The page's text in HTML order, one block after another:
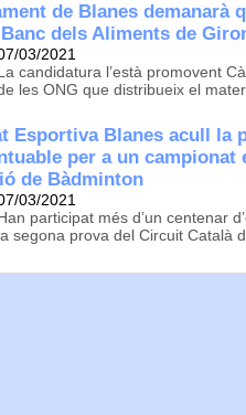
de Blanes demanarà
dels Aliments de
03/2021
candidatura l’està promovent
les ONG que distribueix el
Esportiva Blanes acull la
per a un
de Bàdminton
03/2021
participat més d’un centenar
segona prova del Circuit Català